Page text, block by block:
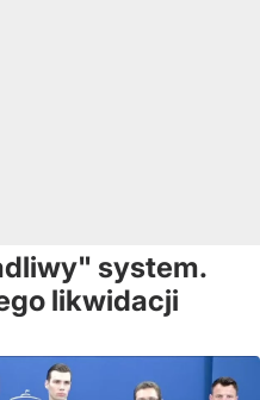
system.
likwidacji